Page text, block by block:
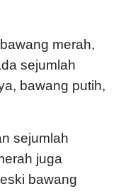
merah,
sejumlah
bawang putih,
sejumlah
juga
bawang